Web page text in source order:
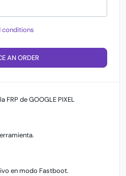
conditions
AN ORDER
FRP de GOOGLE PIXEL
en modo Fastboot.